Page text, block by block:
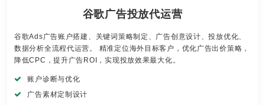
谷歌广告投放代运营
谷歌Ads广告账户搭建、关键词策略制定、广告创意设计、投放优化、
数据分析全流程代运营。 精准定位海外目标客户，优化广告出价策略，
降低CPC，提升广告ROI，实现投放效果最大化。
账户诊断与优化
广告素材定制设计